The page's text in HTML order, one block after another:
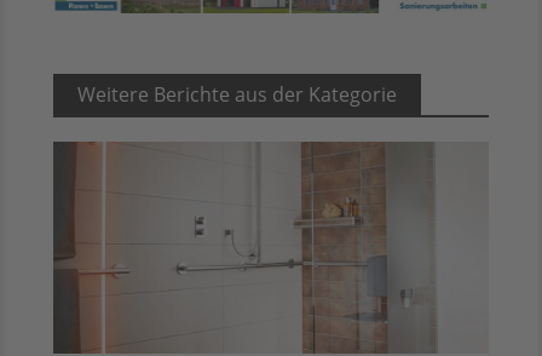
Weitere Berichte aus der Kategorie